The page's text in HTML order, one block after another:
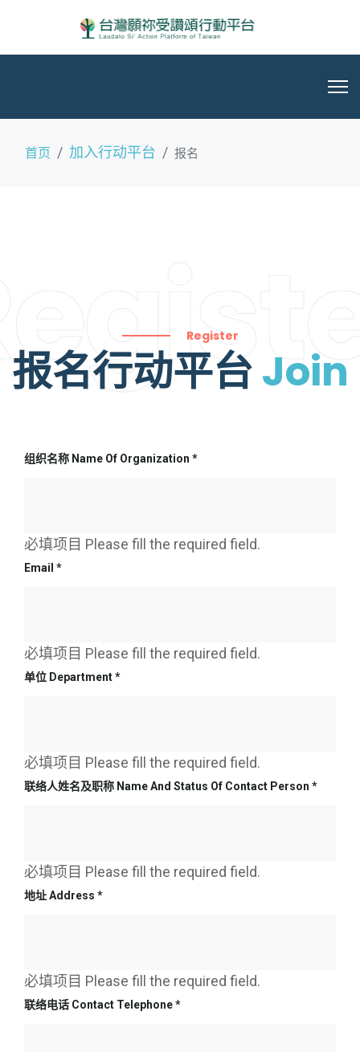
首页 加入行动平台 报名
Register
报名行动平台Join
组织名称 Name Of Organization *
必填项目 Please fill the required field.
Email *
必填项目 Please fill the required field.
单位 Department*
必填项目 Please fill the required field.
联络人姓名及职称 Name And Status Of Contact Person *
必填项目 Please fill the required field.
地址 Address *
必填项目 Please fill the required field.
联络电话 Contact Telephone*